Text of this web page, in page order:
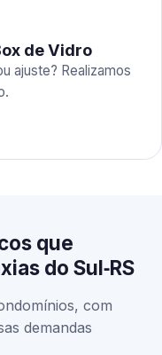
de Vidro
ajuste? Realizamos
que
do Sul‑RS
com
demandas